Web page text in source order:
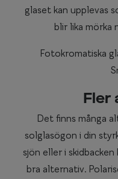
glaset kan upplevas
blir lika mörka
Fotokromatiska
Fler
Det finns många
solglasögon i din
sjön eller i
bra alternativ.